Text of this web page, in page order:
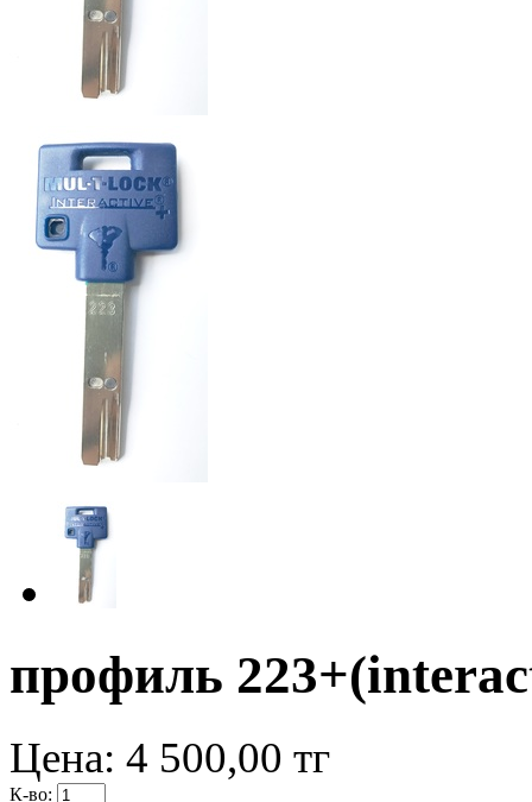
профиль
Цена: 4 500,00 тг
К-во: